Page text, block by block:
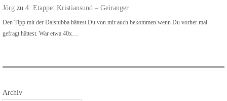
Jörg zu 4. Etappe: Kristiansund – Geiranger
Den Tipp mit der Dalsnibba hättest Du von mir auch bekommen wenn Du vorher mal
gefragt hättest. War etwa 40x…
Archiv